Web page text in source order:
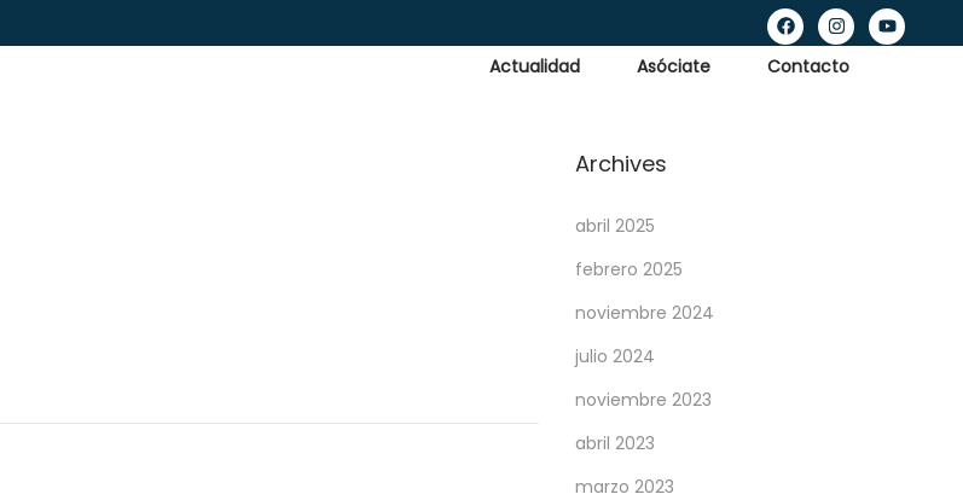
Actualidad Asóciate Contacto
Archives
abril 2025
febrero 2025
noviembre 2024
julio 2024
noviembre 2023
abril 2023
marzo 2023